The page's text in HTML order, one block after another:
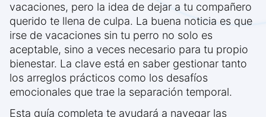
vacaciones, pero la idea de dejar a tu compañero
querido te llena de culpa. La buena noticia es que
irse de vacaciones sin tu perro no solo es
aceptable, sino a veces necesario para tu propio
bienestar. La clave está en saber gestionar tanto
los arreglos prácticos como los desafíos
emocionales que trae la separación temporal.
Esta guía completa te ayudará a navegar las